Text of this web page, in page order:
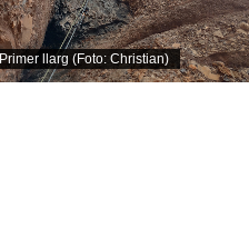
Primer llarg (Foto: Christian)